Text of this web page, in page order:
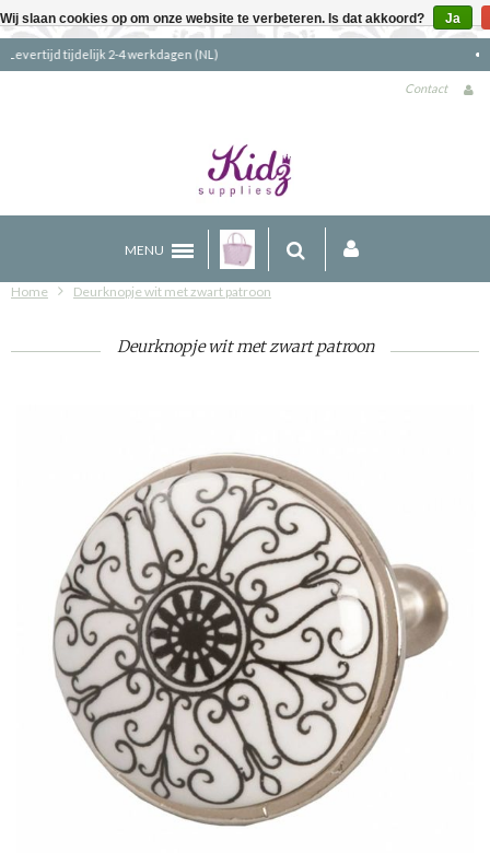
Gratis verzending boven €90 (NL)
Contact
MENU
Home Deurknopje wit met zwart patroon
Deurknopje wit met zwart patroon
Wij slaan cookies op om onze website te verbeteren. Is dat akkoord? Ja